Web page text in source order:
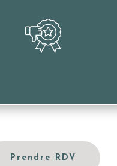
votre image et votre réputation
Prendre RDV